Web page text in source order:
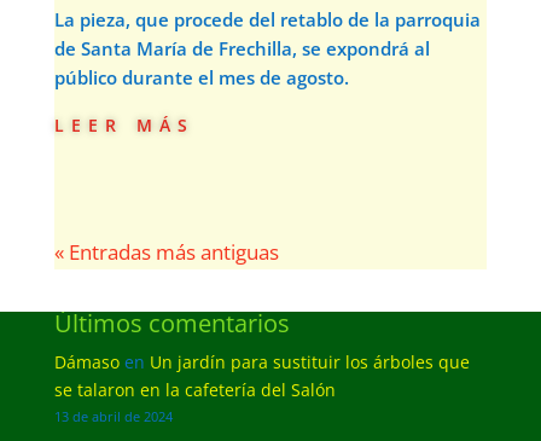
La pieza, que procede del retablo de la parroquia
de Santa María de Frechilla, se expondrá al
público durante el mes de agosto.
leer más
« Entradas más antiguas
Últimos comentarios
Dámasoen Un jardín para sustituir los árboles que
se talaron en la cafetería del Salón
13 de abril de 2024